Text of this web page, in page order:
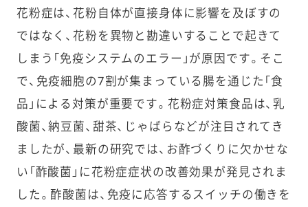
花粉症は、花粉自体が直接身体に影響を及ぼすの
ではなく、花粉を異物と勘違いすることで起きて
しまう「免疫システムのエラー」が原因です。そこ
で、免疫細胞の7割が集まっている腸を通じた「食
品」による対策が重要です。花粉症対策食品は、乳
酸菌、納豆菌、甜茶、じゃばらなどが注目されてき
ましたが、最新の研究では、お酢づくりに欠かせな
い「酢酸菌」に花粉症症状の改善効果が発見されま
した。酢酸菌は、免疫に応答するスイッチの働きを